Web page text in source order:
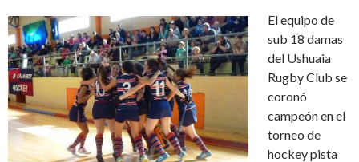
El equipo de
sub 18 damas
del Ushuaia
Rugby Club se
coronó
campeón en el
torneo de
hockey pista